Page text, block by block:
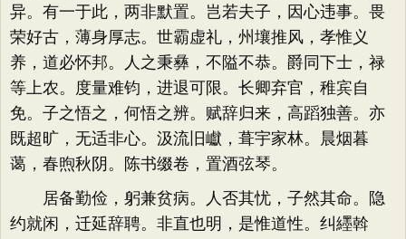
异。有一于此，两非默置。岂若夫子，因心违事。畏
荣好古，薄身厚志。世霸虚礼，州壤推风，孝惟义
养，道必怀邦。人之秉彝，不隘不恭。爵同下士，禄
等上农。度量难钧，进退可限。长卿弃官，稚宾自
免。子之悟之，何悟之辨。赋辞归来，高蹈独善。亦
既超旷，无适非心。汲流旧巘，葺宇家林。晨烟暮
蔼，春煦秋阴。陈书缀卷，置酒弦琴。
居备勤俭，躬兼贫病。人否其忧，子然其命。隐
约就闲，迁延辞聘。非直也明，是惟道性。纠纆斡